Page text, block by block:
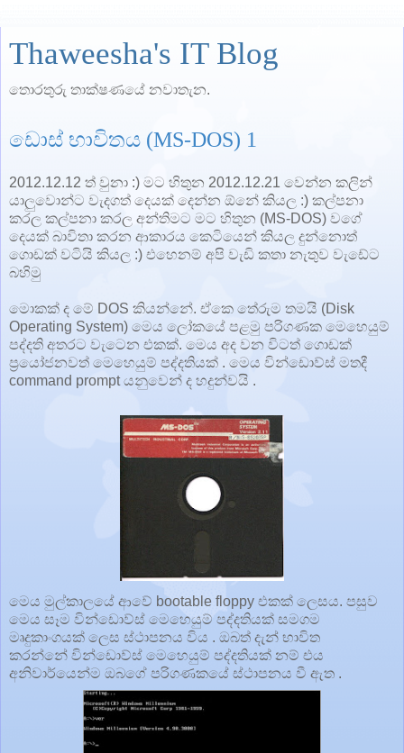
Thaweesha's IT Blog
තොරතුරු තාක්ෂණයේ නවාතැන.
ඩොස් භාවිතය (MS-DOS) 1
2012.12.12 ත් වුනා :) මට හිතුන 2012.12.21 වෙන්න කලින්
යාලුවොන්ට වැදගත් දෙයක් දෙන්න ඕනේ කියල :) කල්පනා
කරල කල්පනා කරල අන්තිමට මට හිතුන (MS-DOS) වගේ
දෙයක් බාවිතා කරන ආකාරය කෙටියෙන් කියල දුන්නොත්
ගොඩක් වටියි කියල :) එහෙනම් අපි වැඩි කතා නැතුව වැඩේට
බහිමු
මොකක් ද මේ DOS කියන්නේ. ඒකෙ තේරුම තමයි (Disk
Operating System) මෙය ලෝකයේ පළමු පරිගණක මෙහෙයුම්
පද්දති අතරට වැටෙන එකක්. මෙය අද වන විටත් ගොඩක්
ප්‍රයෝජනවත් මෙහෙයුම් පද්දතියක් . මෙය වින්ඩොව්ස් මතදී
command prompt යනුවෙන් ද හදුන්වයි .
මෙය මුල්කාලයේ ආවේ bootable floppy එකක් ලෙසය. පසුව
මෙය සෑම වින්ඩොව්ස් මෙහෙයුම් පද්දතියක් සමගම
මෘදුකාංගයක් ලෙස ස්ථාපනය විය . ඔබත් දැන් භාවිත
කරන්නේ වින්ඩොව්ස් මෙහෙයුම් පද්දතියක් නම් එය
අනිවාර්යෙන්ම ඔබගේ පරිගණකයේ ස්ථාපනය වී ඇත .